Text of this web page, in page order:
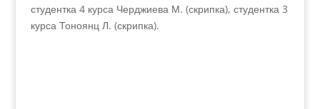
студентка 4 курса Черджиева М. (скрипка), студентка 3
курса Тоноянц Л. (скрипка).